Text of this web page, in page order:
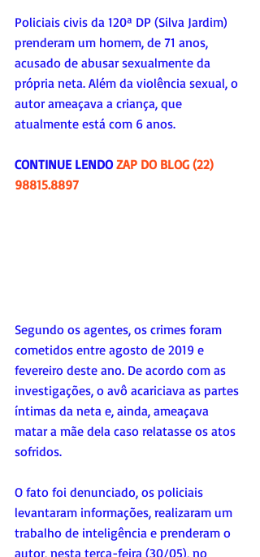
Policiais civis da 120ª DP (Silva Jardim)
prenderam um homem, de 71 anos,
acusado de abusar sexualmente da
própria neta. Além da violência sexual, o
autor ameaçava a criança, que
atualmente está com 6 anos.
CONTINUE LENDO ZAP DO BLOG (22)
98815.8897
Segundo os agentes, os crimes foram
cometidos entre agosto de 2019 e
fevereiro deste ano. De acordo com as
investigações, o avô acariciava as partes
íntimas da neta e, ainda, ameaçava
matar a mãe dela caso relatasse os atos
sofridos.
O fato foi denunciado, os policiais
levantaram informações, realizaram um
trabalho de inteligência e prenderam o
autor, nesta terça-feira (30/05), no